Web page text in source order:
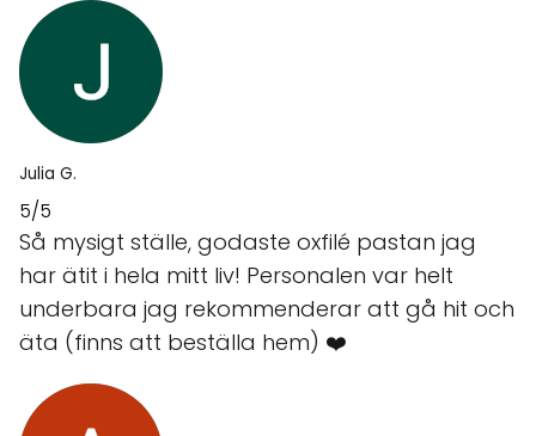
Julia G.
5/5
Så mysigt ställe, godaste oxfilé pastan jag
har ätit i hela mitt liv! Personalen var helt
underbara jag rekommenderar att gå hit och
äta (finns att beställa hem) ❤️